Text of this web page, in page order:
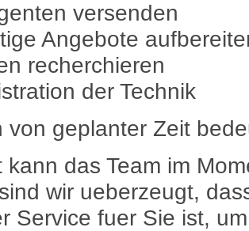
versenden
Angebote
recherchieren
der Technik
von geplanter Zeit
kann das Team im
wir ueberzeugt,
Service fuer Sie ist,